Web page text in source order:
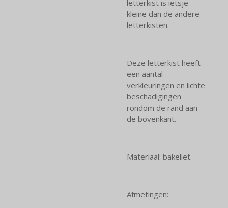
letterkist is ietsje
kleine dan de andere
letterkisten.
Deze letterkist heeft
een aantal
verkleuringen en lichte
beschadigingen
rondom de rand aan
de bovenkant.
Materiaal: bakeliet.
Afmetingen: